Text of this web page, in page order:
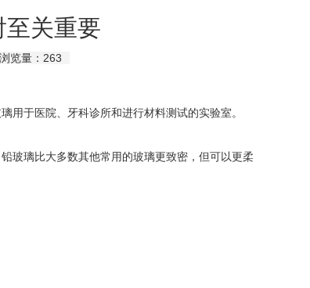
关重要
览量： 263
用于医院、牙科诊所和进行材料测试的实验室。
璃比大多数其他常用的玻璃更致密，但可以更柔